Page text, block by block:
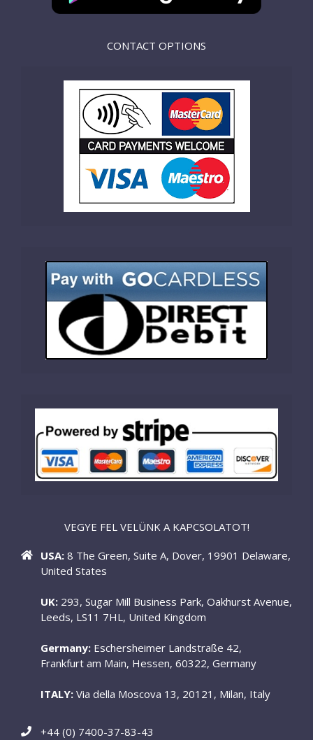
CONTACT OPTIONS
VEGYE FEL VELÜNK A KAPCSOLATOT!
USA: 8 The Green, Suite A, Dover, 19901 Delaware,
United States
UK: 293, Sugar Mill Business Park, Oakhurst Avenue,
Leeds, LS11 7HL, United Kingdom
Germany: Eschersheimer Landstraße 42,
Frankfurt am Main, Hessen, 60322, Germany
ITALY: Via della Moscova 13, 20121, Milan, Italy
+44 (0) 7400-37-83-43